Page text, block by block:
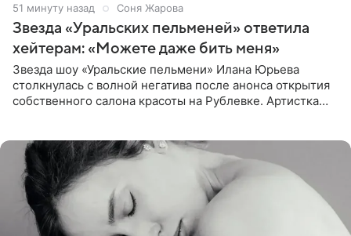
51 минуту назад Соня Жарова
Звезда «Уральских пельменей» ответила
хейтерам: «Можете даже бить меня»
Звезда шоу «Уральские пельмени» Илана Юрьева
столкнулась с волной негатива после анонса открытия
собственного салона красоты на Рублевке. Артистка